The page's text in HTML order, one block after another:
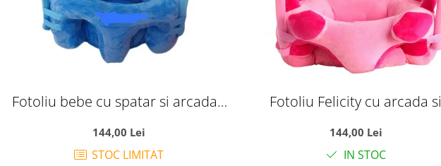
Fotoliu bebe cu spatar si arcada -
144,00 Lei
STOC LIMITAT
Fotoliu Felicity cu arcada si
144,00 Lei
IN STOC